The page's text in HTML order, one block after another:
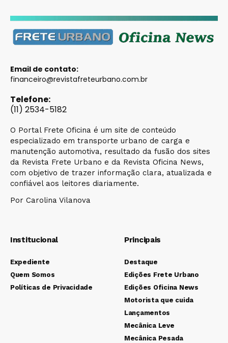
Email de contato:
financeiro@revistafreteurbano.com.br
Telefone:
(11) 2534-5182
O Portal Frete Oficina é um site de conteúdo
especializado em transporte urbano de carga e
manutenção automotiva, resultado da fusão dos sites
da Revista Frete Urbano e da Revista Oficina News,
com objetivo de trazer informação clara, atualizada e
confiável aos leitores diariamente.
Por Carolina Vilanova
Institucional
Expediente
Quem Somos
Políticas de Privacidade
Principais
Destaque
Edições Frete Urbano
Edições Oficina News
Motorista que cuida
Lançamentos
Mecânica Leve
Mecânica Pesada